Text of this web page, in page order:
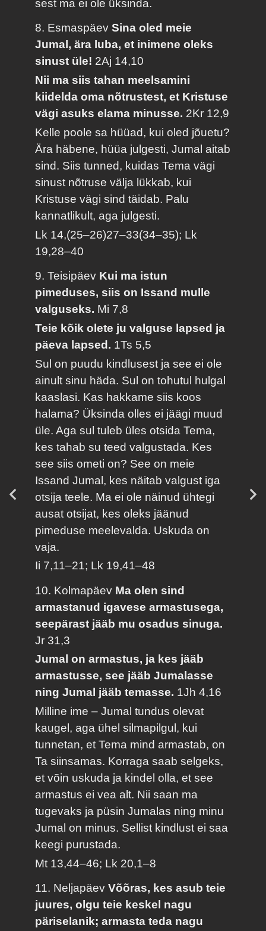
sest ma ei ole üksinda.
8. EsmaspäevSina oled meie
Jumal, ära luba, et inimene oleks
sinust üle! 2Aj 14,10
Nii ma siis tahan meelsamini
kiidelda oma nõtrustest, et Kristuse
vägi asuks elama minusse. 2Kr 12,9
Kelle poole sa hüüad, kui oled jõuetu?
Ära häbene, hüüa julgesti, Jumal aitab
sind. Siis tunned, kuidas Tema vägi
sinust nõtruse välja lükkab, kui
Kristuse vägi sind täidab. Palu
kannatlikult, aga julgesti.
Lk 14,(25–26)27–33(34–35); Lk
19,28–40
9. Teisipäev Kui ma istun
pimeduses, siis on Issand mulle
valguseks. Mi 7,8
Teie kõik olete ju valguse lapsed ja
päeva lapsed. 1Ts 5,5
Sul on puudu kindlusest ja see ei ole
ainult sinu häda. Sul on tohutul hulgal
kaaslasi. Kas hakkame siis koos
halama? Üksinda olles ei jäägi muud
üle. Aga sul tuleb üles otsida Tema,
kes tahab su teed valgustada. Kes
see siis ometi on? See on meie
Issand Jumal, kes näitab valgust iga
otsija teele. Ma ei ole näinud ühtegi
ausat otsijat, kes oleks jäänud
pimeduse meelevalda. Uskuda on
vaja.
Ii 7,11–21; Lk 19,41–48
10. Kolmapäev Ma olen sind
armastanud igavese armastusega,
seepärast jääb mu osadus sinuga.
Jr 31,3
Jumal on armastus, ja kes jääb
armastusse, see jääb Jumalasse
ning Jumal jääb temasse. 1Jh 4,16
Milline ime – Jumal tundus olevat
kaugel, aga ühel silmapilgul, kui
tunnetan, et Tema mind armastab, on
Ta siinsamas. Korraga saab selgeks,
et võin uskuda ja kindel olla, et see
armastus ei vea alt. Nii saan ma
tugevaks ja püsin Jumalas ning minu
Jumal on minus. Sellist kindlust ei saa
keegi purustada.
Mt 13,44–46; Lk 20,1–8
11. NeljapäevVõõras, kes asub teie
juures, olgu teie keskel nagu
päriselanik; armasta teda nagu